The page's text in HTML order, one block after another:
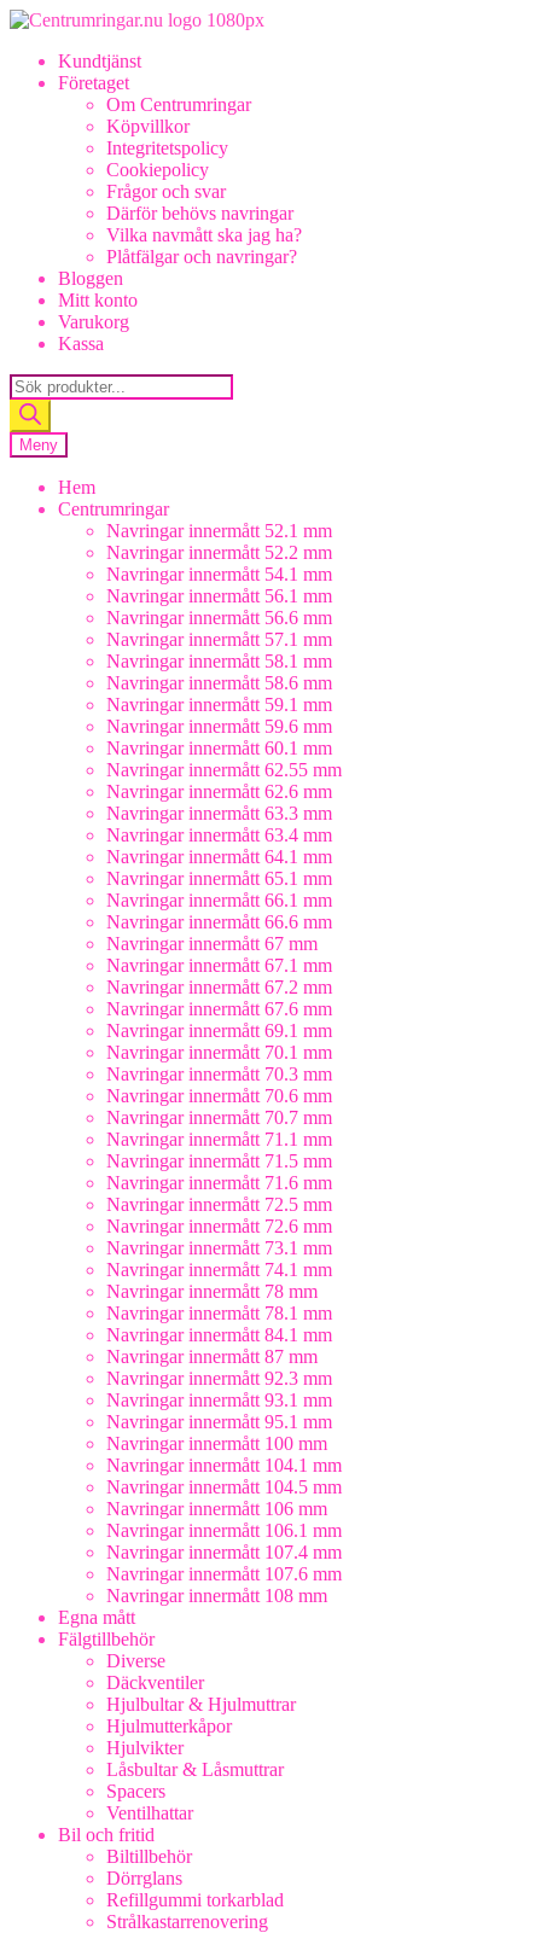
Hoppa
navigering
Hoppa
innehållKundtjänst
Företaget
Om Centrumringar
Köpvillkor
Integritetspolicy
Cookiepolicy
Frågor och svar
Därför behövs navringar
Vilka navmått ska jag ha?
Plåtfälgar och navringar?
Bloggen
Mitt konto
Varukorg
Kassa
Products
search
Meny
Hem
Centrumringar
Navringar innermått 52.1 mm
Navringar innermått 52.2 mm
Navringar innermått 54.1 mm
Navringar innermått 56.1 mm
Navringar innermått 56.6 mm
Navringar innermått 57.1 mm
Navringar innermått 58.1 mm
Navringar innermått 58.6 mm
Navringar innermått 59.1 mm
Navringar innermått 59.6 mm
Navringar innermått 60.1 mm
Navringar innermått 62.55 mm
Navringar innermått 62.6 mm
Navringar innermått 63.3 mm
Navringar innermått 63.4 mm
Navringar innermått 64.1 mm
Navringar innermått 65.1 mm
Navringar innermått 66.1 mm
Navringar innermått 66.6 mm
Navringar innermått 67 mm
Navringar innermått 67.1 mm
Navringar innermått 67.2 mm
Navringar innermått 67.6 mm
Navringar innermått 69.1 mm
Navringar innermått 70.1 mm
Navringar innermått 70.3 mm
Navringar innermått 70.6 mm
Navringar innermått 70.7 mm
Navringar innermått 71.1 mm
Navringar innermått 71.5 mm
Navringar innermått 71.6 mm
Navringar innermått 72.5 mm
Navringar innermått 72.6 mm
Navringar innermått 73.1 mm
Navringar innermått 74.1 mm
Navringar innermått 78 mm
Navringar innermått 78.1 mm
Navringar innermått 84.1 mm
Navringar innermått 87 mm
Navringar innermått 92.3 mm
Navringar innermått 93.1 mm
Navringar innermått 95.1 mm
Navringar innermått 100 mm
Navringar innermått 104.1 mm
Navringar innermått 104.5 mm
Navringar innermått 106 mm
Navringar innermått 106.1 mm
Navringar innermått 107.4 mm
Navringar innermått 107.6 mm
Navringar innermått 108 mm
Egna mått
Fälgtillbehör
Diverse
Däckventiler
Hjulbultar & Hjulmuttrar
Hjulmutterkåpor
Hjulvikter
Låsbultar & Låsmuttrar
Spacers
Ventilhattar
Bil och fritid
Biltillbehör
Dörrglans
Refillgummi torkarblad
Strålkastarrenovering